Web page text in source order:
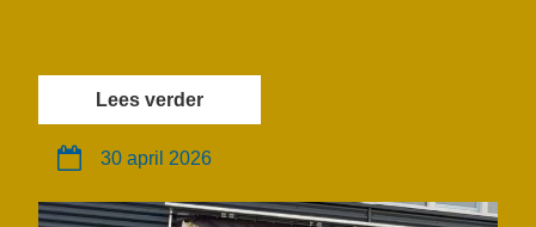
Lees verder
30 april 2026